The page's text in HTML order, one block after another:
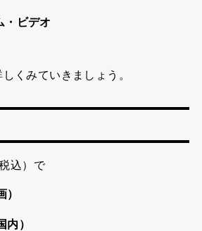
・ビデオ
くみていきましょう。
込） で
内）